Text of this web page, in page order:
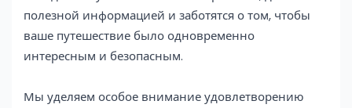
полезной информацией и заботятся о том, чтобы
ваше путешествие было одновременно
интересным и безопасным.
Мы уделяем особое внимание удовлетворению